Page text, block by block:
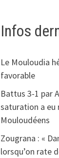
Infos
Le Mouloudia
favorable
Battus 3-1 par
saturation a eu
Mouloudéens
Zougrana : «
lorsqu’on rate